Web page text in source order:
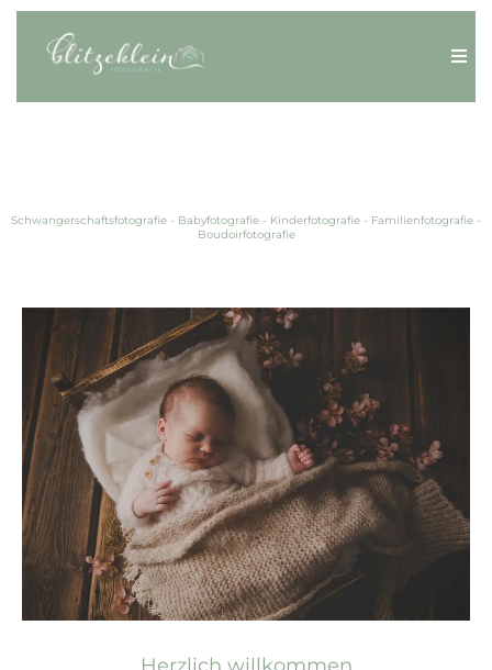
Schwangerschaftsfotografie - Babyfotografie - Kinderfotografie - Familienfotografie -
Boudoirfotografie